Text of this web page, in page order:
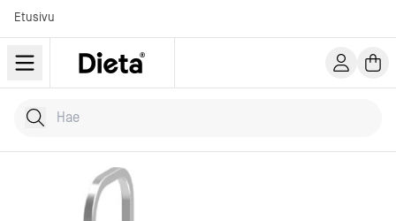
Etusivu
Hae tuotteita
Kirjoita hakusana...